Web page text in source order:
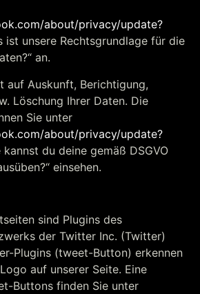
about/privacy/update?
ist unsere Rechtsgrundlage für die
an.
auf Auskunft, Berichtigung,
Löschung Ihrer Daten. Die
Sie unter
about/privacy/update?
kannst du deine gemäß DSGVO
einsehen.
sind Plugins des
der Twitter Inc. (Twitter)
Plugins (tweet-Button) erkennen
auf unserer Seite. Eine
Buttons finden Sie unter